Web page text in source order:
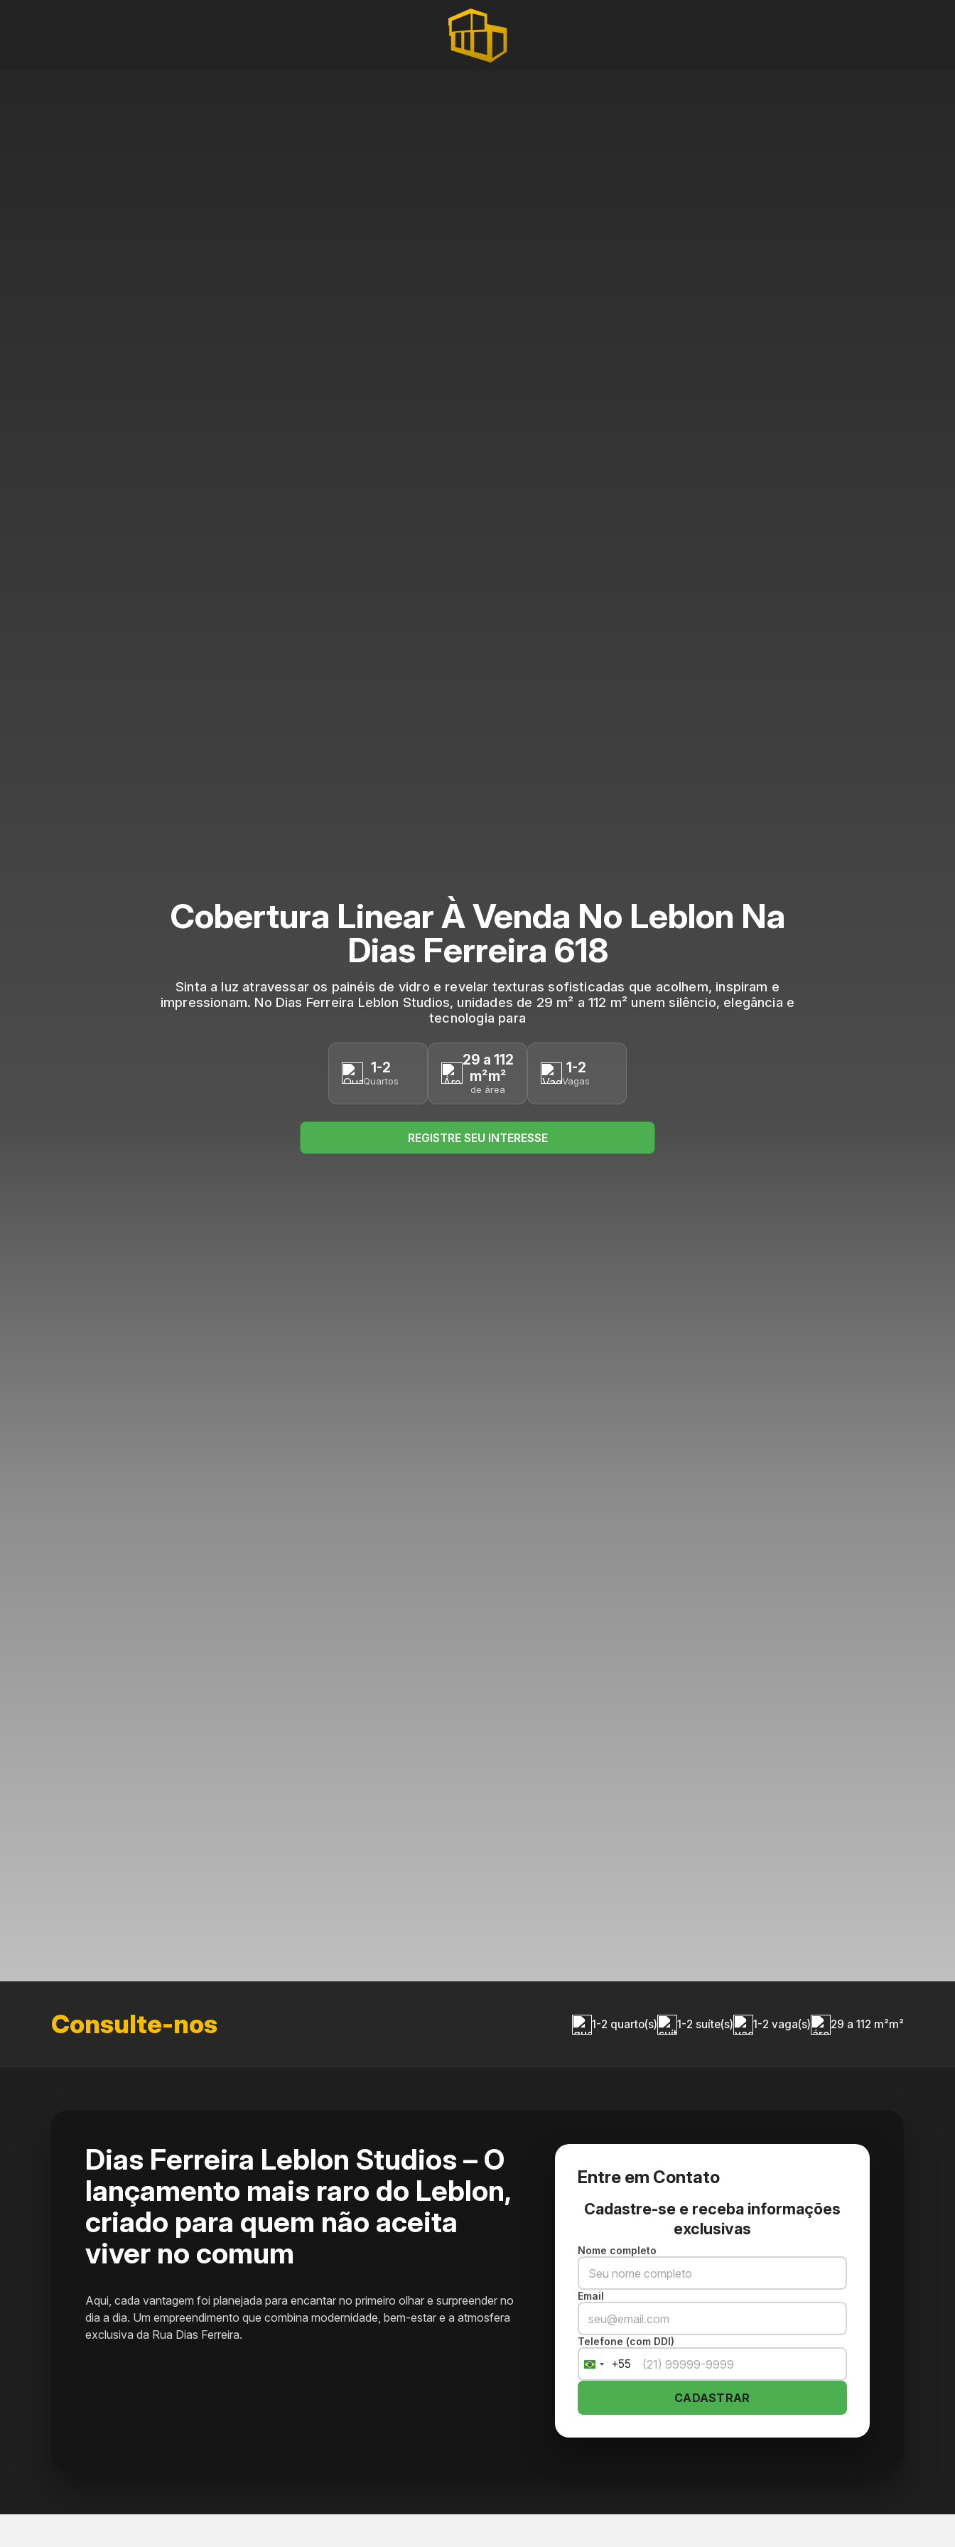
Cobertura Linear À Venda No Leblon Na
Dias Ferreira 618
Sinta a luz atravessar os painéis de vidro e revelar texturas sofisticadas que acolhem, inspiram e
impressionam. No Dias Ferreira Leblon Studios, unidades de 29 m² a 112 m² unem silêncio, elegância e
tecnologia para
1-2
Quartos
29 a 112
m²m²
de área
1-2
Vagas
REGISTRE SEU INTERESSE
Consulte-nos 1-2 quarto(s) 1-2 suíte(s) 1-2 vaga(s) 29 a 112 m²m²
Dias Ferreira Leblon Studios – O
lançamento mais raro do Leblon,
criado para quem não aceita
viver no comum
Aqui, cada vantagem foi planejada para encantar no primeiro olhar e surpreender no
dia a dia. Um empreendimento que combina modernidade, bem-estar e a atmosfera
exclusiva da Rua Dias Ferreira.
Entre em Contato
Cadastre-se e receba informações
exclusivas
Nome completo
Email
Telefone (com DDI)
Brazil
+55
+55
CADASTRAR